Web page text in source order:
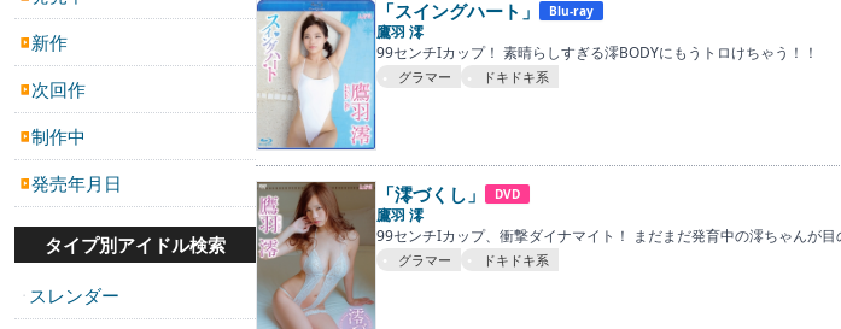
▶ 新作
▶ 次回作
▶制作中
▶発売年月日
タイプ別アイドル検索
・ スレンダー
「スイングハート」 Blu-ray
鷹羽 澪
99センチIカップ！ 素晴らしすぎる澪BODYにもうトロけちゃう！！
グラマー ドキドキ系
「澪づくし」 DVD
鷹羽 澪
99センチIカップ、衝撃ダイナマイト！ まだまだ発育中の澪ちゃんが目
グラマー ドキドキ系